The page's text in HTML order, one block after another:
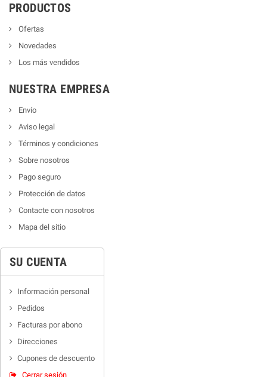
PRODUCTOS
Ofertas
Novedades
Los más vendidos
NUESTRA EMPRESA
Envío
Aviso legal
Términos y condiciones
Sobre nosotros
Pago seguro
Protección de datos
Contacte con nosotros
Mapa del sitio
SU CUENTA
Información personal
Pedidos
Facturas por abono
Direcciones
Cupones de descuento
Cerrar sesión